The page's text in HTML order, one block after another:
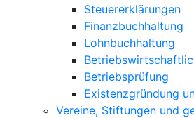
Steuererklärungen
Finanzbuchhaltung
Lohnbuchhaltung
Betriebsprüfung
Existenzgründung
Vereine, Stiftungen und